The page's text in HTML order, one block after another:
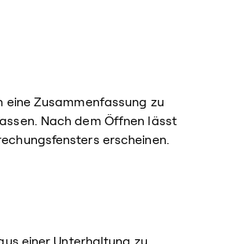
eine Zusammenfassung zu
Nach dem Öffnen lässt
erscheinen.
einer Unterhaltung zu